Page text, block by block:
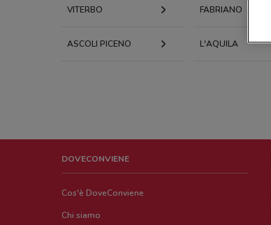
VITERBO FABRIANO
ASCOLI PICENO L'AQUILA
DOVECONVIENE
Cos'è DoveConviene
Chi siamo